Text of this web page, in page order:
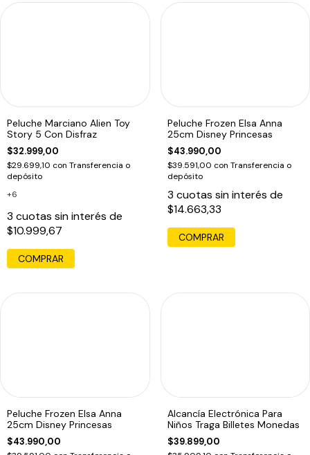
Peluche Marciano Alien Toy
Story 5 Con Disfraz
$32.999,00
$29.699,10 con Transferencia o
depósito
+6
3 cuotas sin interés de
$10.999,67
COMPRAR
Peluche Frozen Elsa Anna
25cm Disney Princesas
$43.990,00
$39.591,00 con Transferencia o
depósito
3 cuotas sin interés de
$14.663,33
COMPRAR
Peluche Frozen Elsa Anna
25cm Disney Princesas
$43.990,00
Alcancía Electrónica Para
Niños Traga Billetes Monedas
$39.899,00